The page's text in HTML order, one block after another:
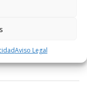
Aviso Legal
en